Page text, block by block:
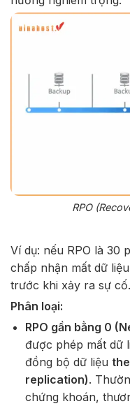
RPO
Ví dụ: nếu RPO là 30
chấp nhận mất dữ
trước khi xảy ra sự cố.
Phân loại:
RPO gần bằng 0
được phép mất dữ
đồng bộ dữ liệu
replication).
chứng khoán,